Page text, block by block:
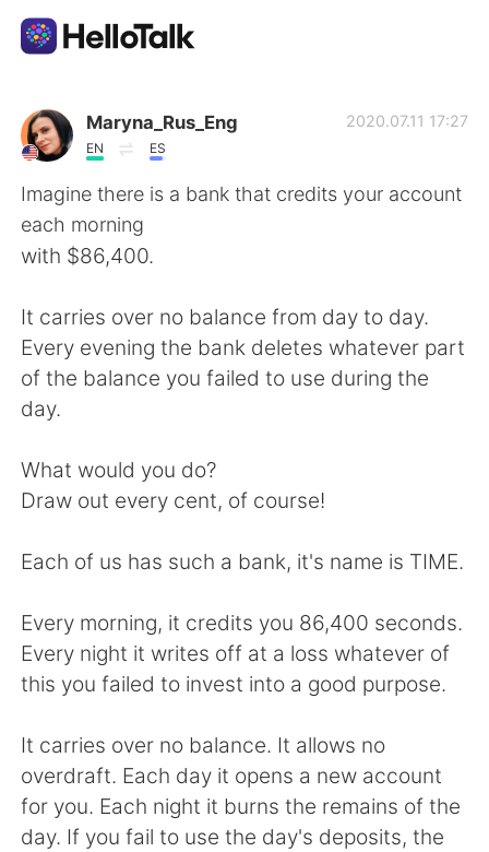
Aplicación de intercambio de idiomas
AI Grammar Checker
Español
English 简体中文
繁體中文 العربية
日本語 한국어
Русский ไทย
Türkçe Tiếng Việt
Maryna_Rus_Eng
EN ES
2020.07.11 17:27
Imagine there is a bank that credits your account
each morning
with $86,400.
It carries over no balance from day to day.
Every evening the bank deletes whatever part
of the balance you failed to use during the
day.
What would you do?
Draw out every cent, of course!
Each of us has such a bank, it's name is TIME.
Every morning, it credits you 86,400 seconds.
Every night it writes off at a loss whatever of
this you failed to invest into a good purpose.
It carries over no balance. It allows no
overdraft. Each day it opens a new account
for you. Each night it burns the remains of the
day. If you fail to use the day's deposits, the